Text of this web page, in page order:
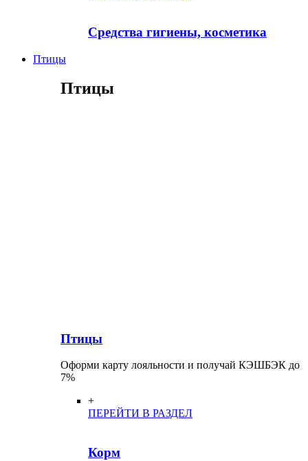
Средства гигиены, косметика
Птицы
Птицы
Птицы
Оформи карту лояльности и получай КЭШБЭК до
7%
+
ПЕРЕЙТИ В РАЗДЕЛ
Корм